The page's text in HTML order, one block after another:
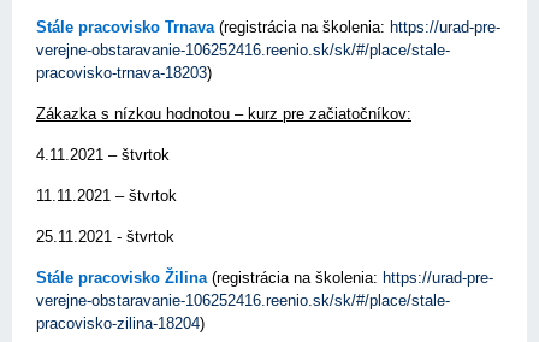
Stále pracovisko Trnava (registrácia na školenia: https://urad-pre-
verejne-obstaravanie-106252416.reenio.sk/sk/#/place/stale-
pracovisko-trnava-18203)
Zákazka s nízkou hodnotou – kurz pre začiatočníkov:
4.11.2021 – štvrtok
11.11.2021 – štvrtok
25.11.2021 - štvrtok
Stále pracovisko Žilina (registrácia na školenia: https://urad-pre-
verejne-obstaravanie-106252416.reenio.sk/sk/#/place/stale-
pracovisko-zilina-18204)